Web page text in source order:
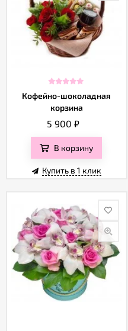
Кофейно-шоколадная
корзина
5 900 ₽
В корзину
Купить в 1 клик